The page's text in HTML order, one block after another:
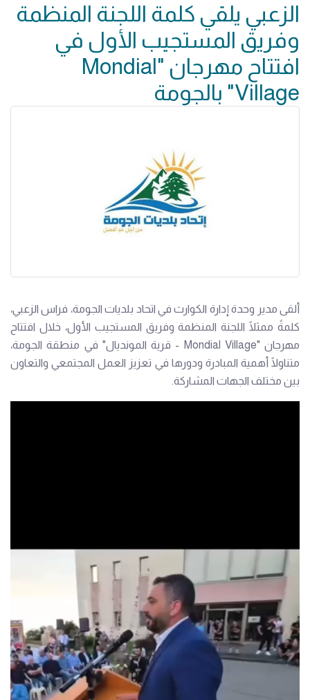
الزعبي يلقي كلمة اللجنة المنظمة
وفريق المستجيب الأول في
افتتاح مهرجان "Mondial
Village" بالجومة
ألقى مدير وحدة إدارة الكوارث في اتحاد بلديات الجومة، فراس الزعبي،
كلمةً ممثلًا اللجنة المنظمة وفريق المستجيب الأول، خلال افتتاح
مهرجان "Mondial Village - قرية المونديال" في منطقة الجومة،
متناولًا أهمية المبادرة ودورها في تعزيز العمل المجتمعي والتعاون
بين مختلف الجهات المشاركة.